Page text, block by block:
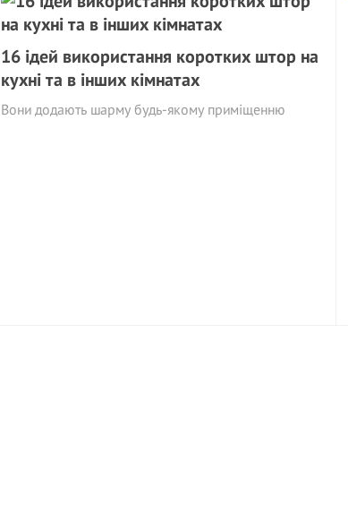
16 ідей використання коротких штор на
кухні та в інших кімнатах
Вони додають шарму будь-якому приміщенню